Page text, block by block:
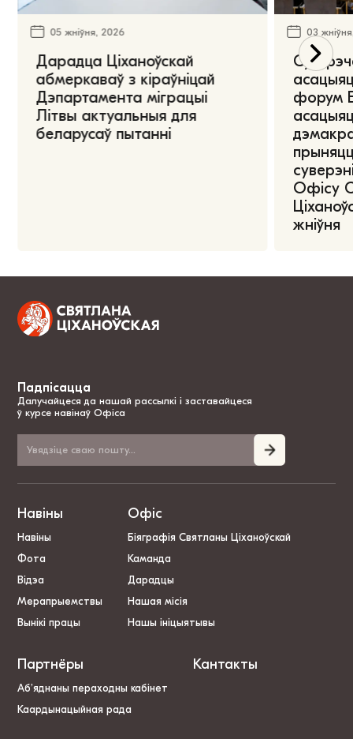
05 жніўня, 2026
Дарадца Ціханоўскай
абмеркаваў з кіраўніцай
Дэпартамента міграцыі
Літвы актуальныя для
беларусаў пытанні
03
форум
Офісу
жніўня
Падпісацца
Далучайцеся да нашай рассылкі і заставайцеся
ў курсе навінаў Офіса
Навіны
Навіны
Фота
Відэа
Мерапрыемствы
Вынікі працы
Офіс
Біяграфія Святланы Ціханоўскай
Каманда
Дарадцы
Нашая місія
Нашы ініцыятывы
Партнёры
Аб’яднаны пераходны кабінет
Каардынацыйная рада
Кантакты